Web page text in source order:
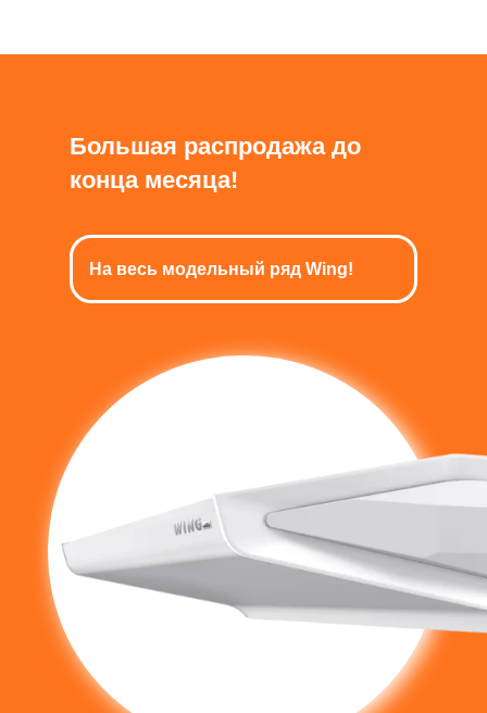
Большая распродажа до
конца месяца!
На весь модельный ряд Wing!